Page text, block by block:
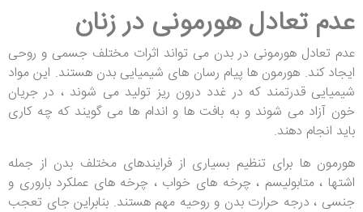
عدم تعادل هورمونی در زنان
عدم تعادل هورمونی در بدن می تواند اثرات مختلف جسمی و روحی
ایجاد کند. هورمون ها پیام رسان های شیمیایی بدن هستند. این مواد
شیمیایی قدرتمند که در غدد درون ریز تولید می شوند ، در جریان
خون آزاد می شوند و به بافت ها و اندام ها می گویند که چه کاری
باید انجام دهند.
هورمون ها برای تنظیم بسیاری از فرایندهای مختلف بدن از جمله
اشتها ، متابولیسم ، چرخه های خواب ، چرخه های عملکرد باروری و
جنسی ، درجه حرارت بدن و روحیه مهم هستند. بنابراین جای تعجب